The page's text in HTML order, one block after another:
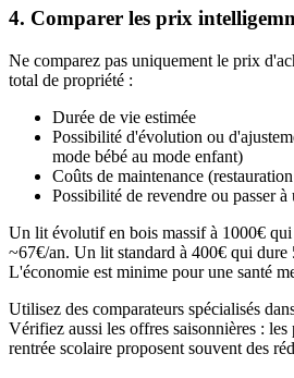
4. Comparer les prix
Ne comparez pas uniquement le prix
total de propriété :
Durée de vie estimée
Possibilité d'évolution ou
mode bébé au mode enfant)
Coûts de maintenance
Possibilité de revendre ou passer
Un lit évolutif en bois massif à 1000€ qui
~67€/an. Un lit standard à 400€ qui dure
L'économie est minime pour une santé
Utilisez des comparateurs spécialisés
Vérifiez aussi les offres saisonnières :
rentrée scolaire proposent souvent des